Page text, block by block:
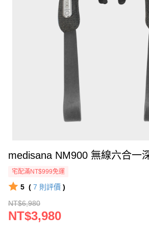
medisana NM900 無線六合一
宅配滿NT$999免運
5 ( 7 則評價 )
NT$6,980
NT$3,980